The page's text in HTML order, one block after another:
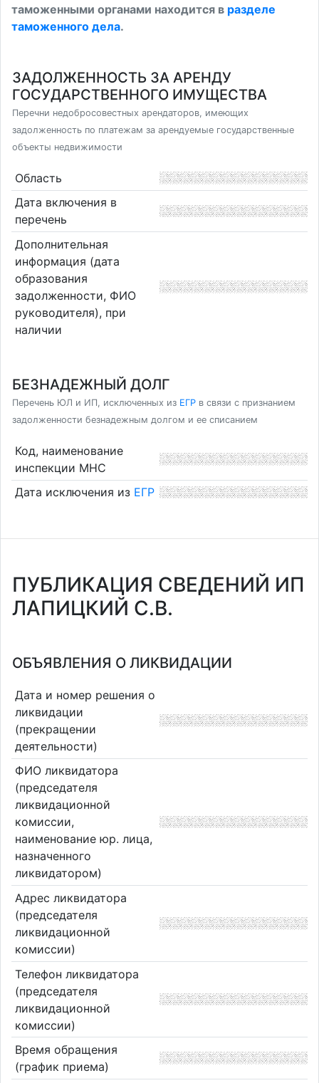
таможенными органами находится в разделе
таможенного дела.
ЗАДОЛЖЕННОСТЬ ЗА АРЕНДУ
ГОСУДАРСТВЕННОГО ИМУЩЕСТВА
Перечни недобросовестных арендаторов, имеющих
задолженность по платежам за арендуемые государственные
объекты недвижимости
Область
Дата включения в
перечень
Дополнительная
информация (дата
образования
задолженности, ФИО
руководителя), при
наличии
БЕЗНАДЕЖНЫЙ ДОЛГ
Перечень ЮЛ и ИП, исключенных из ЕГР в связи с признанием
задолженности безнадежным долгом и ее списанием
Код, наименование
инспекции МНС
Дата исключения из ЕГР
ПУБЛИКАЦИЯ СВЕДЕНИЙ ИП
ЛАПИЦКИЙ С.В.
ОБЪЯВЛЕНИЯ О ЛИКВИДАЦИИ
Дата и номер решения о
ликвидации
(прекращении
деятельности)
ФИО ликвидатора
(председателя
ликвидационной
комиссии,
наименование юр. лица,
назначенного
ликвидатором)
Адрес ликвидатора
(председателя
ликвидационной
комиссии)
Телефон ликвидатора
(председателя
ликвидационной
комиссии)
Время обращения
(график приема)